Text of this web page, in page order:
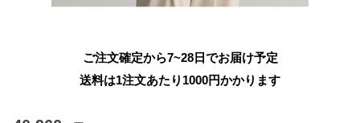
ご注文確定から7~28日でお届け予定
送料は1注文あたり 1000円かかります